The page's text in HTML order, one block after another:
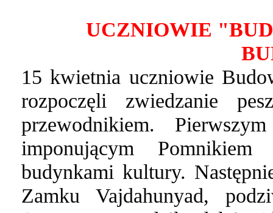
UCZNIOWIE
15 kwietnia uczniowie
rozpoczęli zwiedzanie
przewodnikiem.
imponującym
budynkami kultury.
Zamku Vajdahunyad,